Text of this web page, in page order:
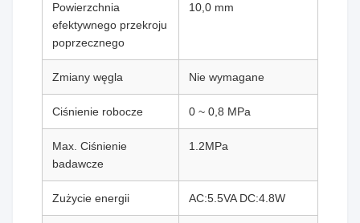
Powierzchnia
efektywnego przekroju
poprzecznego
10,0 mm
Zmiany węgla Nie wymagane
Ciśnienie robocze 0 ~ 0,8 MPa
Max. Ciśnienie
badawcze
1.2MPa
Zużycie energii AC:5.5VA DC:4.8W